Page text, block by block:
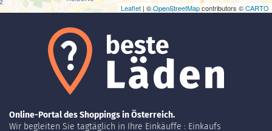
Leaflet | ©OpenStreetMapcontributors ©CARTO
Online-Portal des Shoppings in Österreich.
Wir begleiten Sie tagtäglich in Ihre Einkäuffe : Einkaufs